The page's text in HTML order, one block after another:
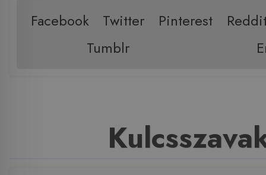
Facebook Twitter Pinterest
Tumblr